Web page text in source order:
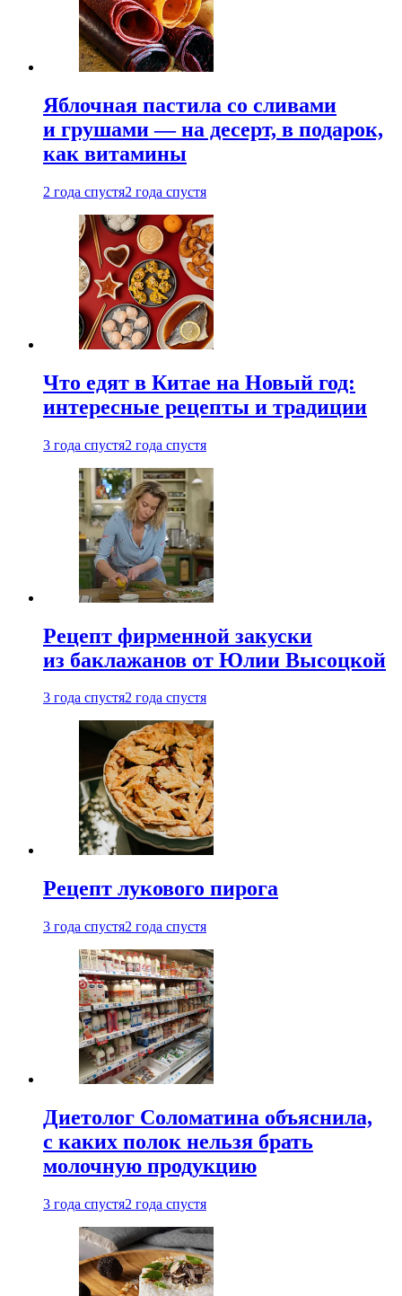
Яблочная пастила со сливами
и грушами — на десерт, в подарок,
как витамины
2 года спустя2 года спустя
Что едят в Китае на Новый год:
интересные рецепты и традиции
3 года спустя2 года спустя
Рецепт фирменной закуски
из баклажанов от Юлии Высоцкой
3 года спустя2 года спустя
Рецепт лукового пирога
3 года спустя2 года спустя
Диетолог Соломатина объяснила,
с каких полок нельзя брать
молочную продукцию
3 года спустя2 года спустя